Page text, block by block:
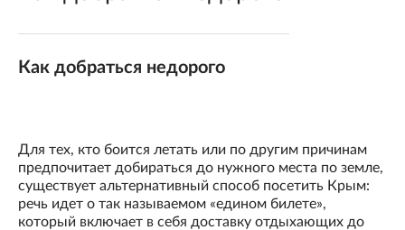
Как добраться недорого
Для тех, кто боится летать или по другим причинам
предпочитает добираться до нужного места по земле,
существует альтернативный способ посетить Крым:
речь идет о так называемом «едином билете»,
который включает в себя доставку отдыхающих до